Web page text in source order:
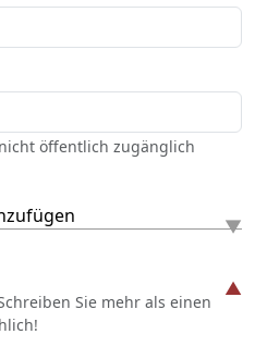
öffentlich zugänglich
Sie mehr als einen